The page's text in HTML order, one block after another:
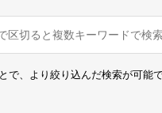
ラリー【本店】
ラリー
ラインストア
で、より絞り込んだ検索が可能で